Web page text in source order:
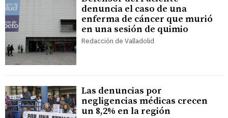
denuncia el caso de una
enferma de cáncer que murió
en una sesión de quimio
Redacción de Valladolid
Las denuncias por
negligencias médicas crecen
un 8,2% en la región